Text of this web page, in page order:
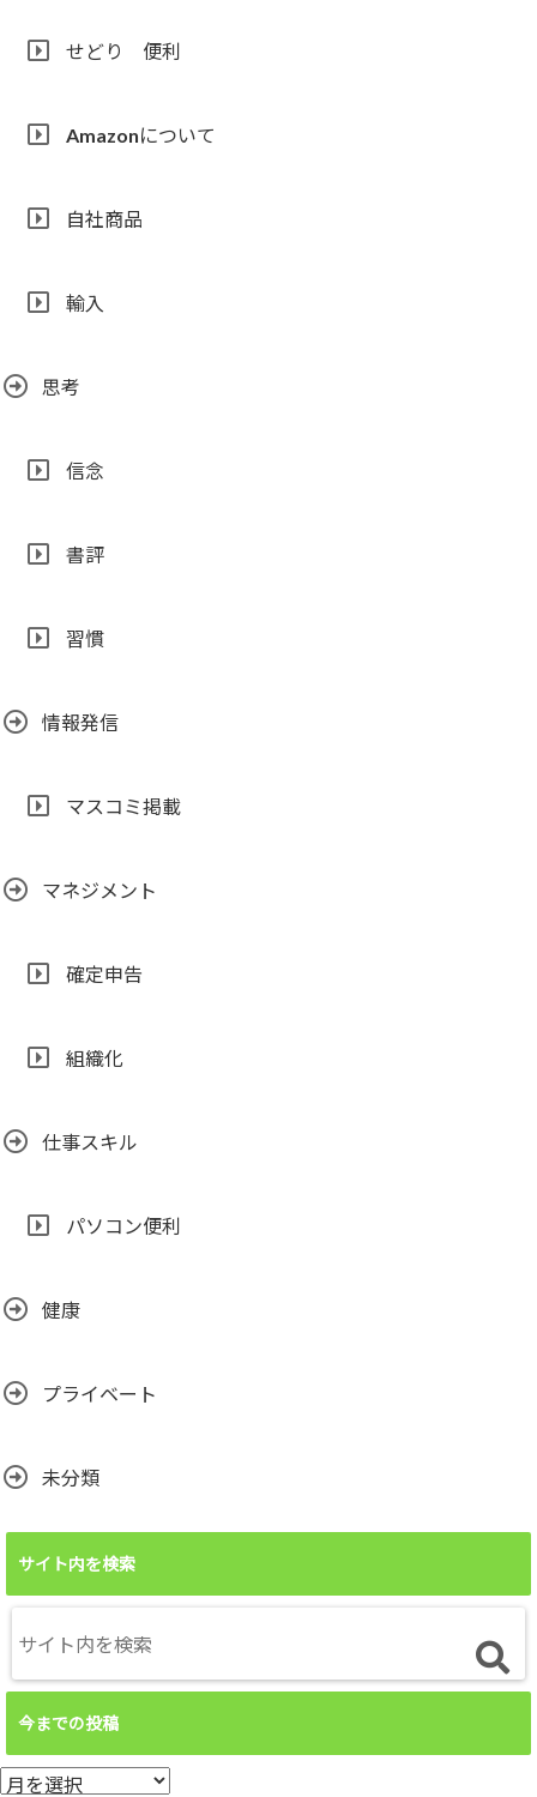
せどり 便利
Amazonについて
自社商品
輸入
思考
信念
書評
習慣
情報発信
マスコミ掲載
マネジメント
確定申告
組織化
仕事スキル
パソコン便利
健康
プライベート
未分類
サイト内を検索
今までの投稿
今